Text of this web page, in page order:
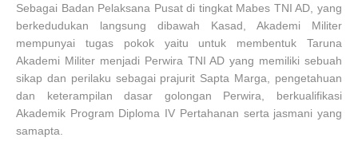
Sebagai Badan Pelaksana Pusat di tingkat Mabes TNI AD, yang
berkedudukan langsung dibawah Kasad, Akademi Militer
mempunyai tugas pokok yaitu untuk membentuk Taruna
Akademi Militer menjadi Perwira TNI AD yang memiliki sebuah
sikap dan perilaku sebagai prajurit Sapta Marga, pengetahuan
dan keterampilan dasar golongan Perwira, berkualifikasi
Akademik Program Diploma IV Pertahanan serta jasmani yang
samapta.